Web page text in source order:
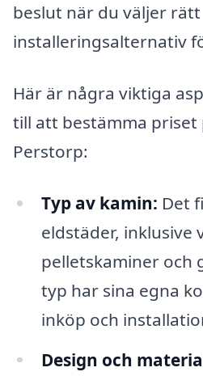
beslut när du väljer rätt
installeringsalternativ
Här är några viktiga
till att bestämma priset
Perstorp:
Typ av kamin: Det
eldstäder, inklusive
pelletskaminer och
typ har sina egna
inköp och
Design och